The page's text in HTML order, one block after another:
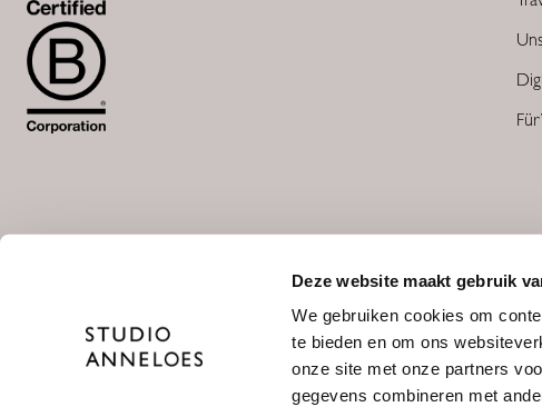
Deze website maakt gebruik
We gebruiken cookies om
te bieden en om ons
onze site met onze partners
gegevens combineren met
DE